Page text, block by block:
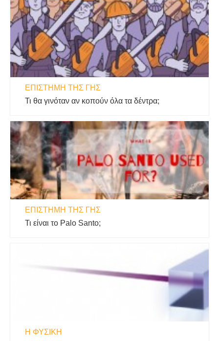
ΕΠΙΣΤΉΜΗ ΤΗΣ ΓΗΣ
Τι θα γινόταν αν κοπούν όλα τα δέντρα;
ΕΠΙΣΤΉΜΗ ΤΗΣ ΓΗΣ
Τι είναι το Palo Santo;
Η ΦΥΣΙΚΗ